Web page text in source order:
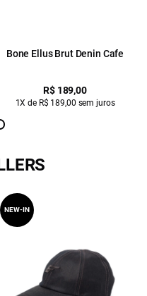
Bone Ellus Brut Denin Cafe
R$ 189,00
1X de R$ 189,00 sem juros
NEW-IN